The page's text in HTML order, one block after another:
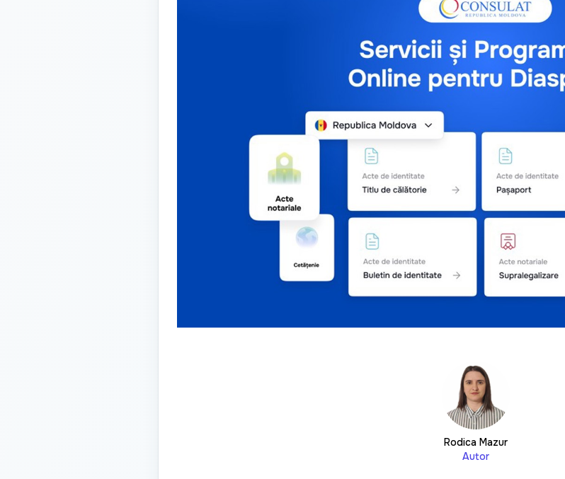
Rodica Mazur
Autor